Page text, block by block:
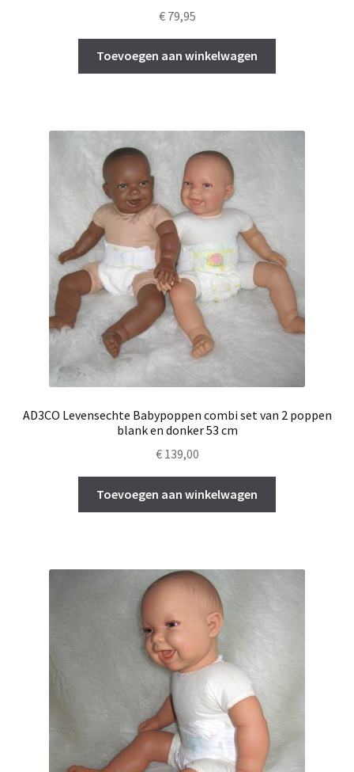
€79,95
Toevoegen aan winkelwagen
AD3CO Levensechte Babypoppen combi set van 2 poppen
blank en donker 53 cm
€139,00
Toevoegen aan winkelwagen